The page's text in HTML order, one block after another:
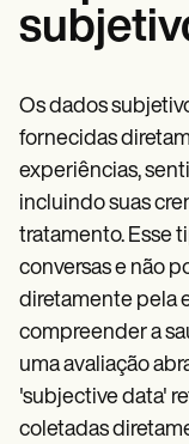
Os dados
fornecidas
experiências,
incluindo suas
tratamento. Esse
conversas e não
diretamente pela
compreender a
uma avaliação
'subjective data'
coletadas